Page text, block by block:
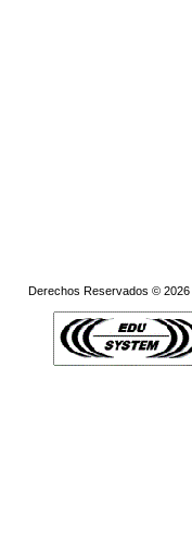
Derechos Reservados © 2026